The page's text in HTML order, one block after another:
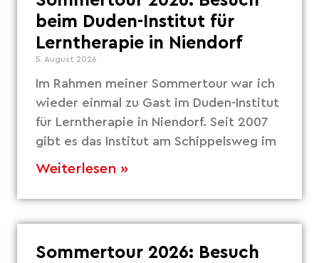
beim Duden-Institut für
Lerntherapie in Niendorf
5. August 2026
Im Rahmen meiner Sommertour war ich
wieder einmal zu Gast im Duden-Institut
für Lerntherapie in Niendorf. Seit 2007
gibt es das Institut am Schippelsweg im
Weiterlesen »
Sommertour 2026: Besuch